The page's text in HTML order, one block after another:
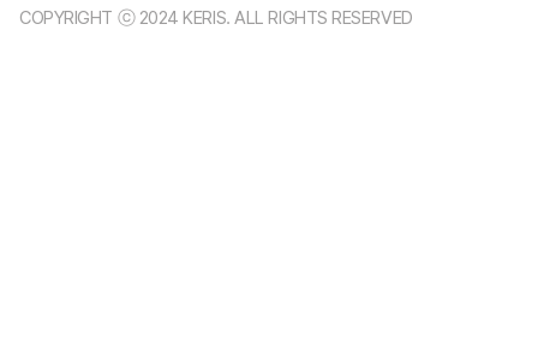
COPYRIGHT ⓒ 2024 KERIS. ALL RIGHTS RESERVED